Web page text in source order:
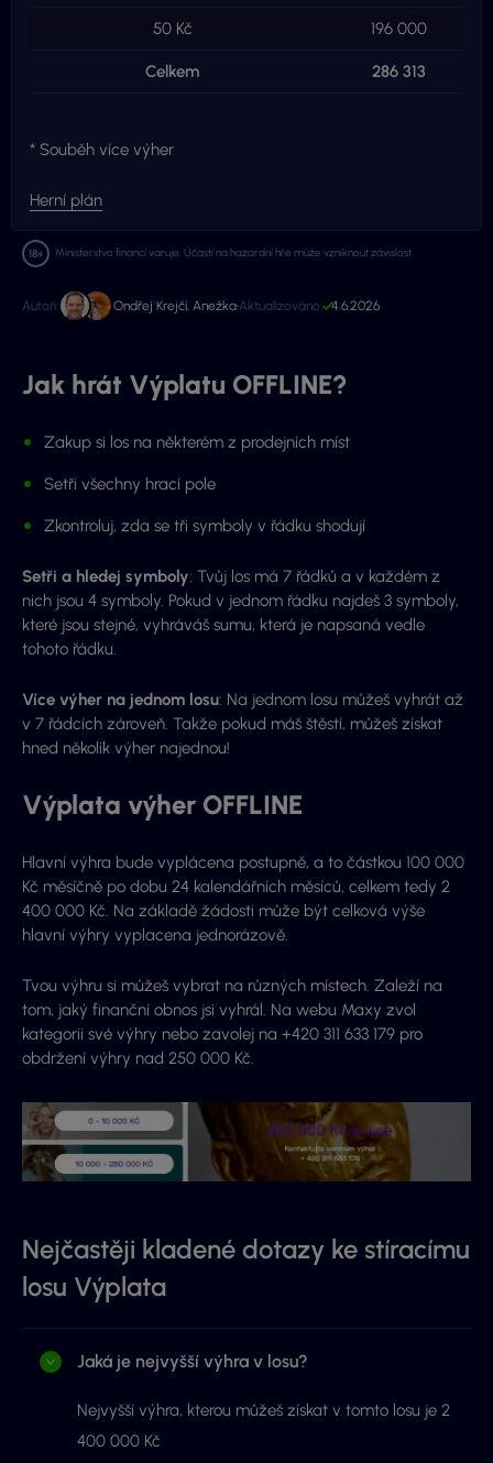
Celkem 286 313
50 Kč 196 000
* Souběh více výher
Herní plán
Ministerstvo financí varuje: Účastí na hazardní hře může vzniknout závislost.
Autoři: Ondřej Krejčí, Anežka Aktualizováno: 4.6.2026
Jak hrát Výplatu OFFLINE?
Zakup si los na některém z prodejních míst
Setři všechny hrací pole
Zkontroluj, zda se tři symboly v řádku shodují
Setři a hledej symboly: Tvůj los má 7 řádků a v každém z
nich jsou 4 symboly. Pokud v jednom řádku najdeš 3 symboly,
které jsou stejné, vyhráváš sumu, která je napsaná vedle
tohoto řádku.
Více výher na jednom losu: Na jednom losu můžeš vyhrát až
v 7 řádcích zároveň. Takže pokud máš štěstí, můžeš získat
hned několik výher najednou!
Výplata výher OFFLINE
Hlavní výhra bude vyplácena postupně, a to částkou 100 000
Kč měsíčně po dobu 24 kalendářních měsíců, celkem tedy 2
400 000 Kč. Na základě žádosti může být celková výše
hlavní výhry vyplacena jednorázově.
Tvou výhru si můžeš vybrat na různých místech. Zaleží na
tom, jaký finanční obnos jsi vyhrál. Na webu Maxy zvol
kategorii své výhry nebo zavolej na +420 311 633 179 pro
obdržení výhry nad 250 000 Kč.
Nejčastěji kladené dotazy ke stíracímu
losu Výplata
Jaká je nejvyšší výhra v losu?
Nejvyšší výhra, kterou můžeš získat v tomto losu je 2
400 000 Kč